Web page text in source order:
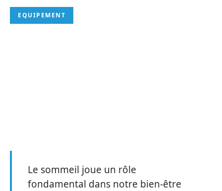
EQUIPEMENT
Le sommeil joue un rôle
fondamental dans notre bien-être